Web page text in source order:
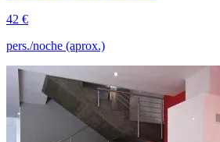
42 €
pers./noche (aprox.)